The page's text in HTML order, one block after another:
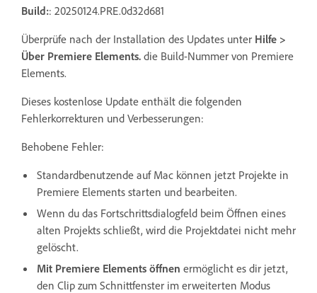
Build:: 20250124.PRE.0d32d681
Überprüfe nach der Installation des Updates unter Hilfe >
Über Premiere Elements. die Build-Nummer von Premiere
Elements.
Dieses kostenlose Update enthält die folgenden
Fehlerkorrekturen und Verbesserungen:
Behobene Fehler:
Standardbenutzende auf Mac können jetzt Projekte in
Premiere Elements starten und bearbeiten.
Wenn du das Fortschrittsdialogfeld beim Öffnen eines
alten Projekts schließt, wird die Projektdatei nicht mehr
gelöscht.
Mit Premiere Elements öffnen ermöglicht es dir jetzt,
den Clip zum Schnittfenster im erweiterten Modus